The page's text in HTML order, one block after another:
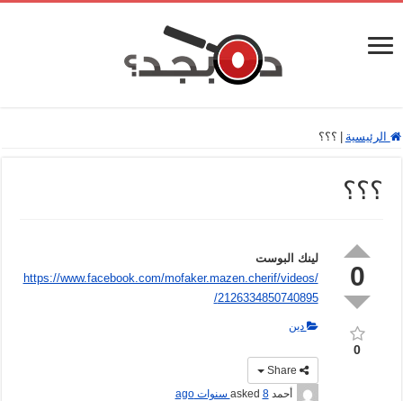
الرئيسية ؟؟؟
؟؟؟
0
0
لينك البوست
https://www.facebook.com/mofaker.mazen.cherif/videos/
2126334850740895/
دين
أحمد asked8 سنوات ago